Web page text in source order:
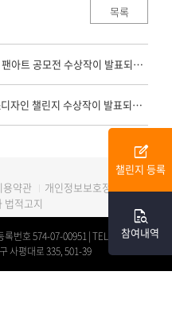
edit_square
챌린지 등록
quick_reference_all
참여내역
목록
영화 <공포의 묘지> 팬아트 공모전 수상작이 발표되었습니다.
제7회 컬처플 아트&디자인 챌린지 수상작이 발표되었습니다.
용약관
개인정보보호정책
법적고지
번호 574-07-00951 | TEL. 0507-1312-
사평대로 335, 501-39